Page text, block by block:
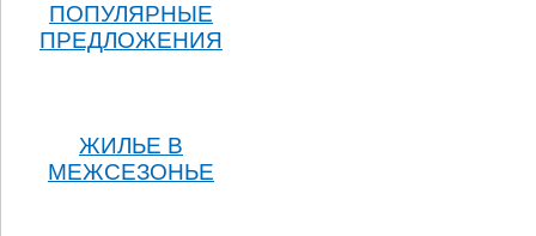
ПОПУЛЯРНЫЕ
ПРЕДЛОЖЕНИЯ
ЖИЛЬЕ В
МЕЖСЕЗОНЬЕ